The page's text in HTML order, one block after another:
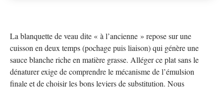
La blanquette de veau dite « à l’ancienne » repose sur une
cuisson en deux temps (pochage puis liaison) qui génère une
sauce blanche riche en matière grasse. Alléger ce plat sans le
dénaturer exige de comprendre le mécanisme de l’émulsion
finale et de choisir les bons leviers de substitution. Nous